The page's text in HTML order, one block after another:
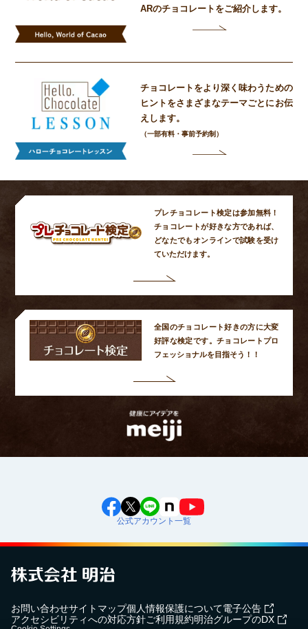
ARのチョコレートをご紹介します。
チョコレートをより深く味わうための
ヒントをさまざまなテーマごとにお伝
えします。
（一部有料・事前予約制）
プレチョコレート検定は参加無料！
チョコレートが好きな方であれば、
どなたでもオンラインで試験を受け
ていただけます。
全国のチョコレート好きの方に大変
好評な検定です。 チョコレートプロ
フェッショナルを目指そう！！
公式アカウント一覧
お問い合わせサイトマップ個人情報保護について電子公告
アクセシビリティへの対応方針ご利用規約明治グループのDX